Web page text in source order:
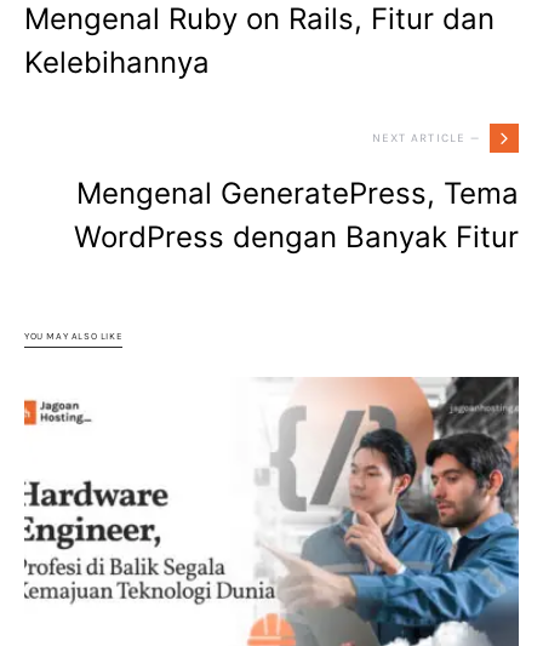
Mengenal Ruby on Rails, Fitur dan
Kelebihannya
NEXT ARTICLE —
Mengenal GeneratePress, Tema
WordPress dengan Banyak Fitur
YOU MAY ALSO LIKE